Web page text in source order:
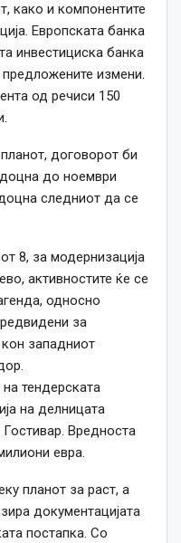
како и компонентите
Европската банка
инвестициска банка
измени.
од речиси 150
договорот би
до ноември
следниот да се
8, за модернизација
активностите ќе се
односно
за
западниот
тендерската
на делницата
Вредноста
евра.
планот за раст, а
документацијата
постапка. Со